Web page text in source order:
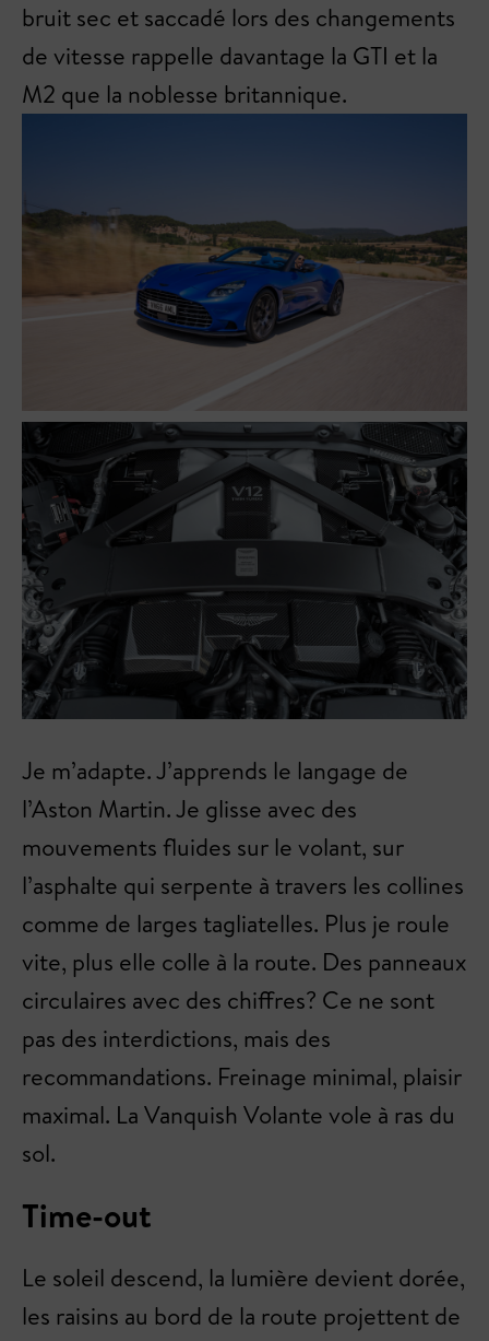
bruit sec et saccadé lors des changements
de vitesse rappelle davantage la GTI et la
M2 que la noblesse britannique.
Je m’adapte. J’apprends le langage de
l’Aston Martin. Je glisse avec des
mouvements fluides sur le volant, sur
l’asphalte qui serpente à travers les collines
comme de larges tagliatelles. Plus je roule
vite, plus elle colle à la route. Des panneaux
circulaires avec des chiffres? Ce ne sont
pas des interdictions, mais des
recommandations. Freinage minimal, plaisir
maximal. La Vanquish Volante vole à ras du
sol.
Time-out
Le soleil descend, la lumière devient dorée,
les raisins au bord de la route projettent de